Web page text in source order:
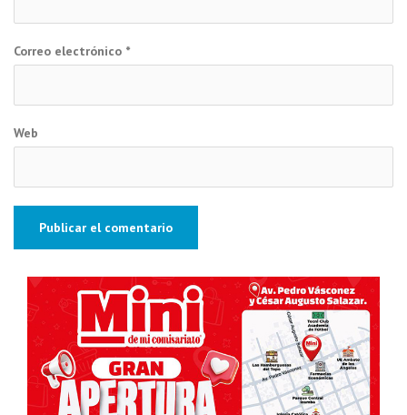
Correo electrónico *
Web